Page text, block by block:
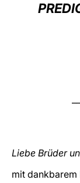
Liebe Brüder
mit dankbarem